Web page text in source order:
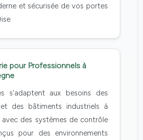
et sécurisée de vos portes
pour Professionnels à
s'adaptent aux besoins des
des bâtiments industriels à
avec des systèmes de contrôle
pour des environnements